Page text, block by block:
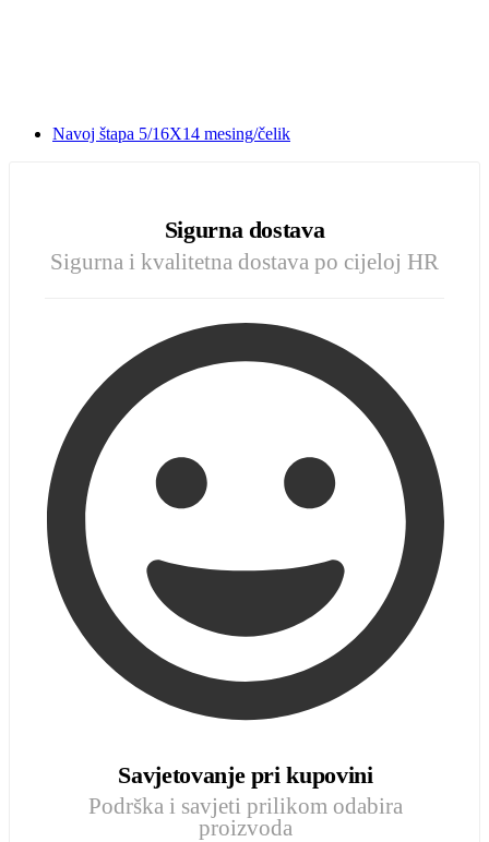
Navoj štapa 5/16X14 mesing/čelik
Sigurna dostava
Sigurna i kvalitetna dostava po cijeloj HR
Savjetovanje pri kupovini
Podrška i savjeti prilikom odabira
proizvoda